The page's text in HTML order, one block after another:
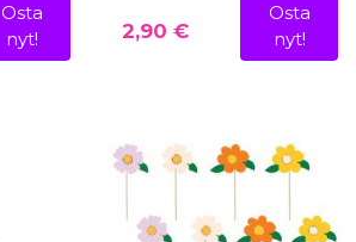
Osta
nyt!
2,90 €
Osta
nyt!